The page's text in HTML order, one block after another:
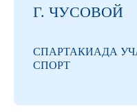
Г. ЧУСОВОЙ
СПАРТАКИАДА
СПОРТ